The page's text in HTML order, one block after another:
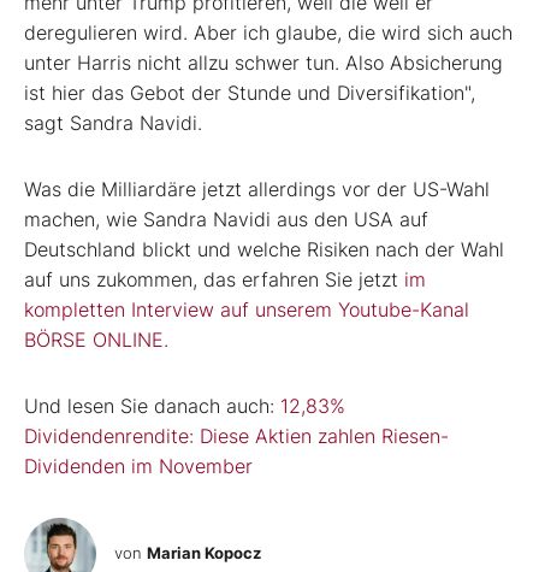
deregulieren wird. Aber ich glaube, die wird sich auch
unter Harris nicht allzu schwer tun. Also Absicherung
ist hier das Gebot der Stunde und Diversifikation",
sagt Sandra Navidi.
Was die Milliardäre jetzt allerdings vor der US-Wahl
machen, wie Sandra Navidi aus den USA auf
Deutschland blickt und welche Risiken nach der Wahl
auf uns zukommen, das erfahren Sie jetzt im
kompletten Interview auf unserem Youtube-Kanal
BÖRSE ONLINE.
Und lesen Sie danach auch: 12,83%
Dividendenrendite: Diese Aktien zahlen Riesen-
Dividenden im November
von Marian Kopocz